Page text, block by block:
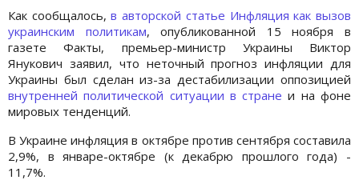
Как сообщалось,в авторской статье Инфляция как вызов
украинским политикам, опубликованной 15 ноября в
газете Факты, премьер-министр Украины Виктор
Янукович заявил, что неточный прогноз инфляции для
Украины был сделан из-за дестабилизации оппозицией
внутренней политической ситуации в странеи на фоне
мировых тенденций.
В Украине инфляция в октябре против сентября составила
2,9%, в январе-октябре (к декабрю прошлого года) -
11,7%.